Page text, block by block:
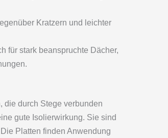
Kratzern und leichter
für stark beanspruchte Dächer,
die durch Stege verbunden
gute Isolierwirkung. Sie sind
Platten finden Anwendung